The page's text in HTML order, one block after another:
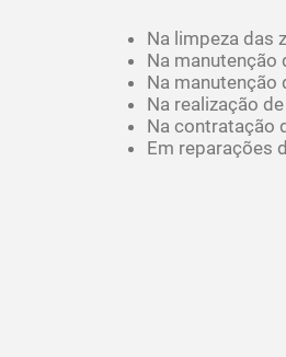
Na limpeza das
Na manutenção
Na manutenção
Na realização
Na contratação
Em reparações